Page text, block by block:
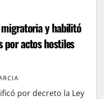
y habilitó
por actos hostiles
por decreto la Ley